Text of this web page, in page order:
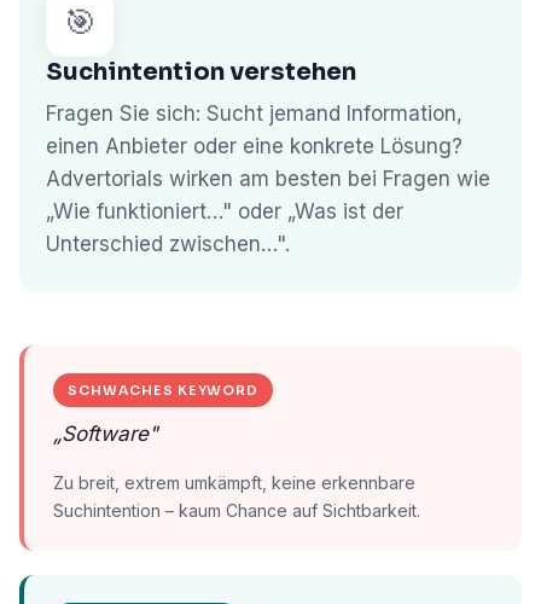
🎯
Suchintention verstehen
Fragen Sie sich: Sucht jemand Information,
einen Anbieter oder eine konkrete Lösung?
Advertorials wirken am besten bei Fragen wie
„Wie funktioniert…" oder „Was ist der
Unterschied zwischen…".
SCHWACHES KEYWORD
„Software"
Zu breit, extrem umkämpft, keine erkennbare
Suchintention – kaum Chance auf Sichtbarkeit.